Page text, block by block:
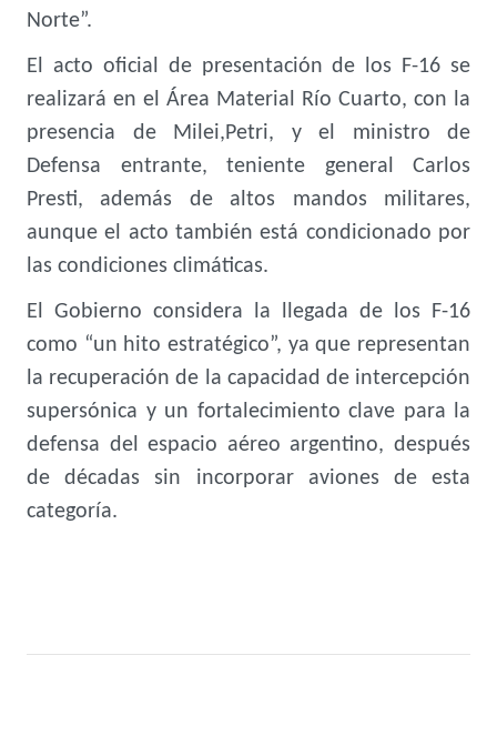
Norte”.
El acto oficial de presentación de los F-16 se
realizará en el Área Material Río Cuarto, con la
presencia de Milei,Petri, y el ministro de
Defensa entrante, teniente general Carlos
Presti, además de altos mandos militares,
aunque el acto también está condicionado por
las condiciones climáticas.
El Gobierno considera la llegada de los F-16
como “un hito estratégico”, ya que representan
la recuperación de la capacidad de intercepción
supersónica y un fortalecimiento clave para la
defensa del espacio aéreo argentino, después
de décadas sin incorporar aviones de esta
categoría.